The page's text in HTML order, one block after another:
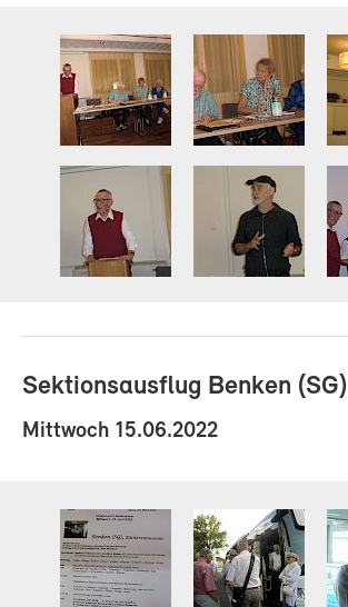
Sektionsausflug Benken (SG)
Mittwoch 15.06.2022